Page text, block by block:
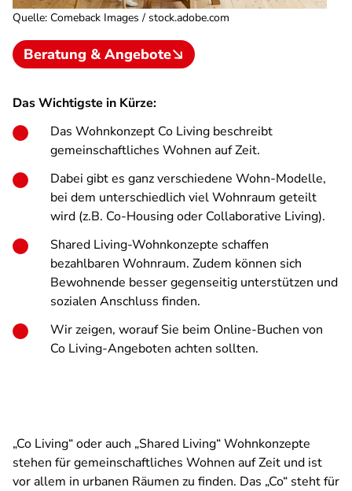
Quelle: Comeback Images / stock.adobe.com
Beratung & Angebote
Das Wichtigste in Kürze:
Das Wohnkonzept Co Living beschreibt
gemeinschaftliches Wohnen auf Zeit.
Dabei gibt es ganz verschiedene Wohn-Modelle,
bei dem unterschiedlich viel Wohnraum geteilt
wird (z.B. Co-Housing oder Collaborative Living).
Shared Living-Wohnkonzepte schaffen
bezahlbaren Wohnraum. Zudem können sich
Bewohnende besser gegenseitig unterstützen und
sozialen Anschluss finden.
Wir zeigen, worauf Sie beim Online-Buchen von
Co Living-Angeboten achten sollten.
„Co Living“ oder auch „Shared Living“ Wohnkonzepte
stehen für gemeinschaftliches Wohnen auf Zeit und ist
vor allem in urbanen Räumen zu finden. Das „Co“ steht für